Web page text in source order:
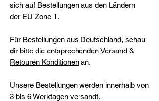
sich auf Bestellungen aus den Ländern
der EU Zone 1.
Für Bestellungen aus Deutschland, schau
dir bitte die entsprechendenVersand &
Retouren Konditionen an.
Unsere Bestellungen werden innerhalb von
3 bis 6 Werktagen versandt.